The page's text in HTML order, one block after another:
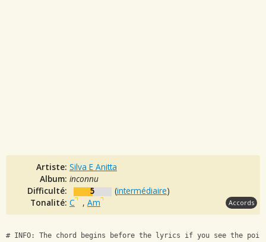
Artiste: Silva E Anitta
Album: inconnu
Difficulté:
5 (intermédiaire)
Tonalité: C , Am Accords
# INFO: The chord begins before the lyrics if you see the